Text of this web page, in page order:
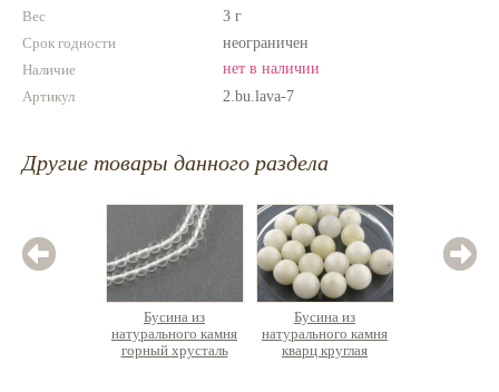
Вес
3 г
Срок годности
неограничен
Наличие
нет в наличии
Артикул
2.bu.lava-7
Другие товары данного раздела
Бусина из
натурального камня
горный хрусталь
Бусина из
натурального камня
кварц круглая